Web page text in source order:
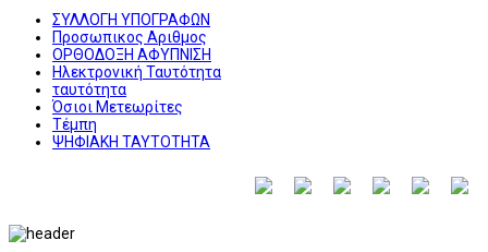
ΣΥΛΛΟΓΗ ΥΠΟΓΡΑΦΩΝ
Προσωπικος Αριθμος
ΟΡΘΟΔΟΞΗ ΑΦΥΠΝΙΣΗ
Ηλεκτρονική Ταυτότητα
ταυτότητα
Όσιοι Μετεωρίτες
Τέμπη
ΨΗΦΙΑΚΗ ΤΑΥΤΟΤΗΤΑ